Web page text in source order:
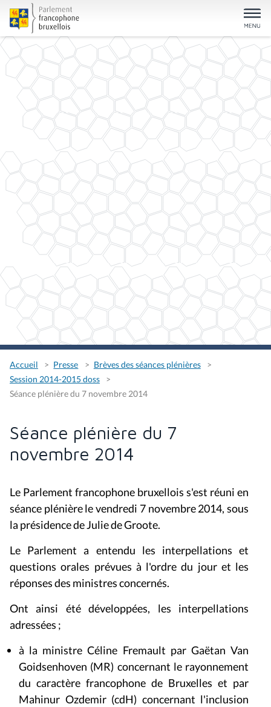
Accueil Presse
Brèves des séances plénières
Session 2014-2015 doss
Séance plénière du 7 novembre 2014
Séance plénière du 7
novembre 2014
Le Parlement francophone bruxellois s'est réuni en
séance plénière le vendredi 7 novembre 2014, sous
la présidence de Julie de Groote.
Le Parlement a entendu les interpellations et
questions orales prévues à l'ordre du jour et les
réponses des ministres concernés.
Ont ainsi été développées, les interpellations
adressées ;
à la ministre Céline Fremault parGaëtan Van
Goidsenhoven (MR) concernant le rayonnement
du caractère francophone de Bruxelles et par
Mahinur Ozdemir (cdH) concernant l'inclusion